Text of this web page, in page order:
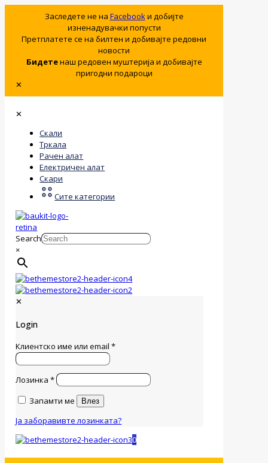
Заследете не на Facebookи добијте
изненадувачки попусти
Претплатете се на билтен и добивајте редовни
новости
Бидетенаш редовен муштерија и добивајте
пригодни подароци
✕
✕
Скали
Тркала
Рачен алат
Електричен алат
Скари
Сите категории
Search
×
✕
Login
Клиентско име или email*
Лозинка*
Запамти ме
Влез
Ја заборавивте лозинката?
0